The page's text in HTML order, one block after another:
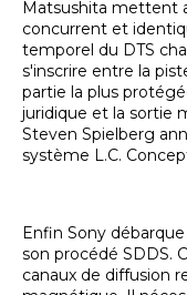
Matsushita mettent
concurrent et
temporel du DTS
s'inscrire entre la
partie la plus
juridique et la sortie
Steven Spielberg
système L.C.
Enfin Sony
son procédé SDDS.
canaux de diffusion